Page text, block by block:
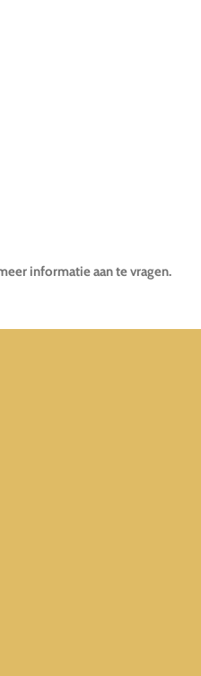
informatie aan te vragen.